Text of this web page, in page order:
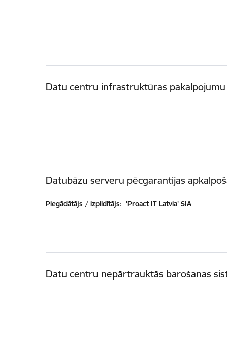
Datu centru infrastruktūras
Datubāzu serveru pēcgarantijas
Piegādātājs / izpildītājs: 'Proact IT Latvia' SIA
Datu centru nepārtrauktās barošanas